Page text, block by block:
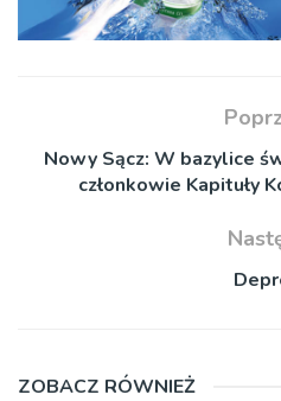
Nowy Sącz: W bazylice
członkowie Kapituły
ZOBACZ RÓWNIEŻ